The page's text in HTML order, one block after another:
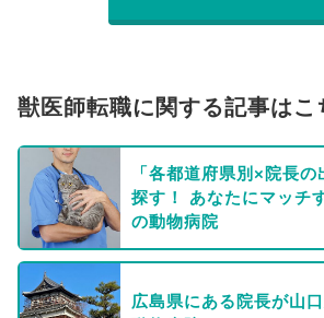
獣医師転職に関する記事はこ
「各都道府県別×院長
探す！ あなたにマッチ
の動物病院
広島県にある院長が山